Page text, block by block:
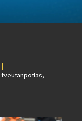
tveutanpotlas,